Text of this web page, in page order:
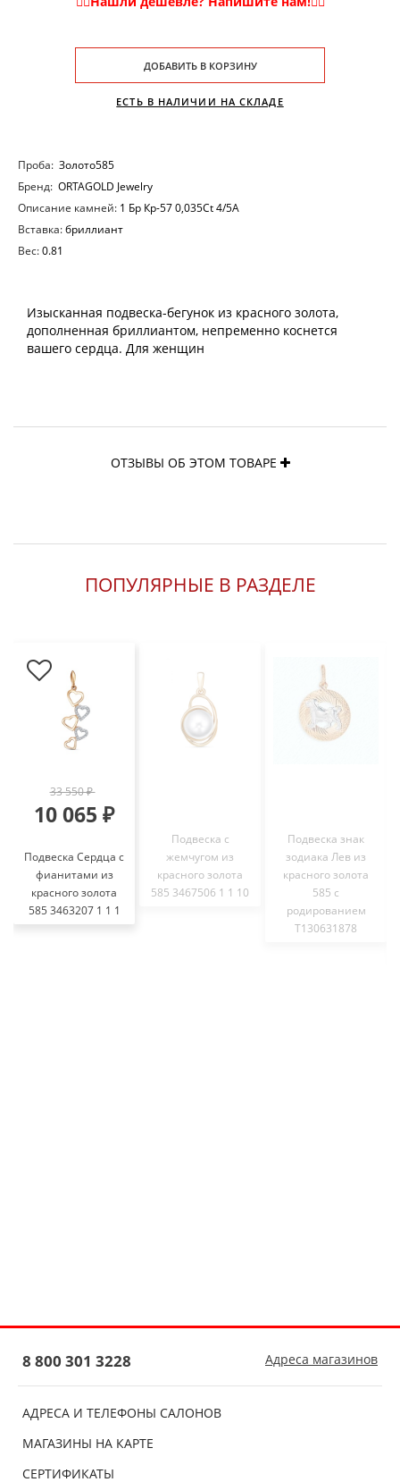
ДОБАВИТЬ В КОРЗИНУ
ЕСТЬ В НАЛИЧИИ НА СКЛАДЕ
Проба: Золото585
Бренд: ORTAGOLD Jewelry
Описание камней: 1 Бр Кр-57 0,035Ct 4/5А
Вставка:бриллиант
Вес:0.81
Изысканная подвеска-бегунок из красного золота,
дополненная бриллиантом, непременно коснется
вашего сердца. Для женщин
ОТЗЫВЫ ОБ ЭТОМ ТОВАРЕ
ПОПУЛЯРНЫЕ В РАЗДЕЛЕ
33 550 ₽
10 065 ₽
Подвеска Сердца с
фианитами из
красного золота
585 3463207 1 1 1
Подвеска с
жемчугом из
красного золота
585 3467506 1 1 10
Подвеска знак
зодиака Лев из
красного золота
585 с
родированием
Т130631878
АДРЕСА И ТЕЛЕФОНЫ САЛОНОВ
МАГАЗИНЫ НА КАРТЕ
СЕРТИФИКАТЫ
8 800 301 3228 Адреса магазинов